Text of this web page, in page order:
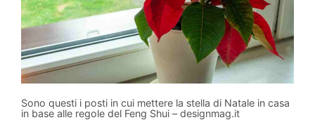
Sono questi i posti in cui mettere la stella di Natale in casa
in base alle regole del Feng Shui – designmag.it